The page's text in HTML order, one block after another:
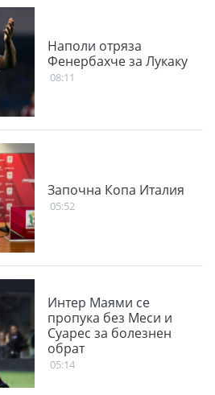
Наполи отряза
Фенербахче за Лукаку
08:11
Започна Копа Италия
05:52
Интер Маями се
пропука без Меси и
Суарес за болезнен
обрат
05:14